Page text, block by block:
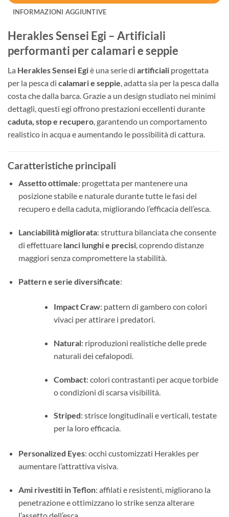
INFORMAZIONI AGGIUNTIVE
Herakles Sensei Egi – Artificiali
performanti per calamari e seppie
La Herakles Sensei Egiè una serie di artificiali progettata
per la pesca di calamari e seppie, adatta sia per la pesca dalla
costa che dalla barca. Grazie a un design studiato nei minimi
dettagli, questi egi offrono prestazioni eccellenti durante
caduta, stop e recupero, garantendo un comportamento
realistico in acqua e aumentando le possibilità di cattura.
Caratteristiche principali
Assetto ottimale: progettata per mantenere una
posizione stabile e naturale durante tutte le fasi del
recupero e della caduta, migliorando l’efficacia dell’esca.
Lanciabilità migliorata: struttura bilanciata che consente
di effettuare lanci lunghi e precisi, coprendo distanze
maggiori senza compromettere la stabilità.
Pattern e serie diversificate:
Impact Craw: pattern di gambero con colori
vivaci per attirare i predatori.
Natural: riproduzioni realistiche delle prede
naturali dei cefalopodi.
Combact: colori contrastanti per acque torbide
o condizioni di scarsa visibilità.
Striped: strisce longitudinali e verticali, testate
per la loro efficacia.
Personalized Eyes: occhi customizzati Herakles per
aumentare l’attrattiva visiva.
Ami rivestiti in Teflon: affilati e resistenti, migliorano la
penetrazione e ottimizzano lo strike senza alterare